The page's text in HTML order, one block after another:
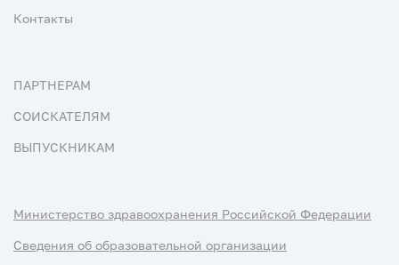
Контакты
ПАРТНЕРАМ
СОИСКАТЕЛЯМ
ВЫПУСКНИКАМ
Министерство здравоохранения Российской Федерации
Сведения об образовательной организации